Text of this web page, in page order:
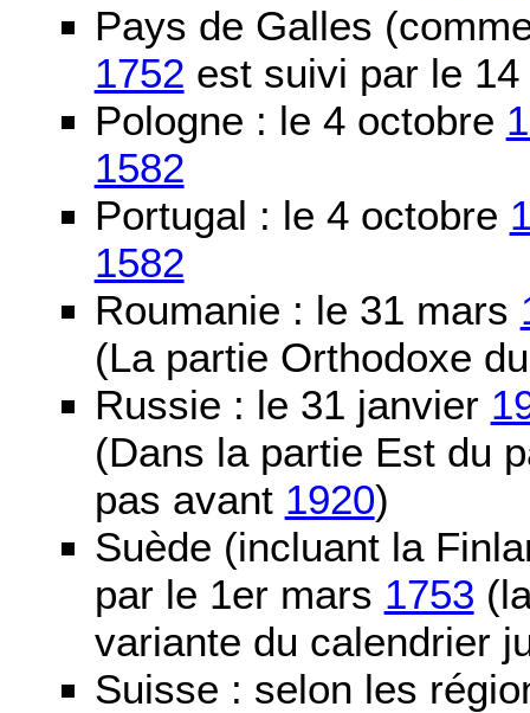
Pays de Galles
1752 est suivi par le
Pologne : le 4 octobre
1582
Portugal : le 4 octobre
1582
Roumanie : le 31 mars
(La partie Orthodoxe
Russie : le 31 janvier
(Dans la partie Est du
pas avant 1920)
Suède (incluant la
par le 1er mars 1753
variante du calendrier
Suisse : selon les